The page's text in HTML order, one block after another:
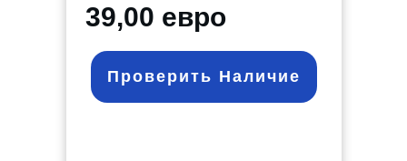
39,00 евро
Проверить Наличие